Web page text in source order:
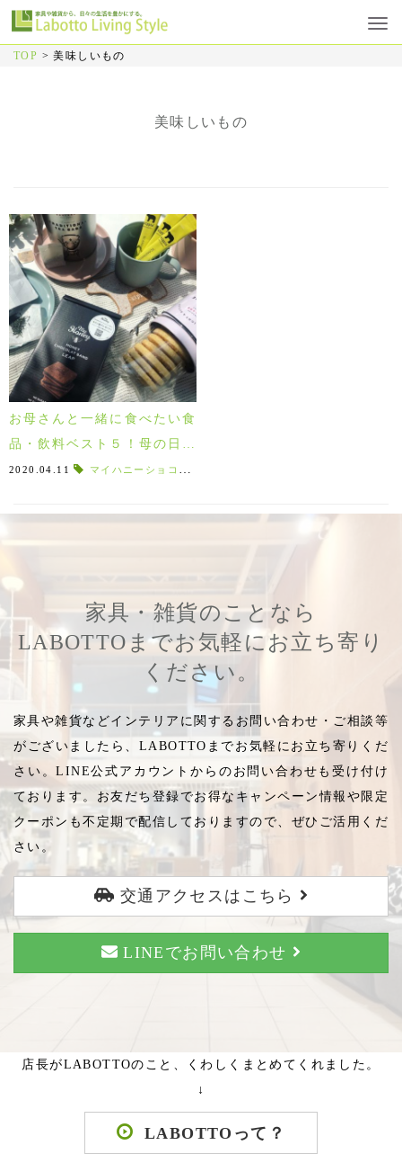
TOP >美味しいもの
美味しいもの
お母さんと一緒に食べたい食
品・飲料ベスト５！母の日ギ
フト2020年版
2020.04.11 マイハニーショコラサンド
家具・雑貨のことなら
LABOTTOまでお気軽にお立ち寄り
ください。
家具や雑貨などインテリアに関するお問い合わせ・ご相談等
がございましたら、LABOTTOまでお気軽にお立ち寄りくだ
さい。LINE公式アカウントからのお問い合わせも受け付け
ております。お友だち登録でお得なキャンペーン情報や限定
クーポンも不定期で配信しておりますので、ぜひご活用くだ
さい。
交通アクセスはこちら
LINEでお問い合わせ
店長がLABOTTOのこと、くわしくまとめてくれました。
↓
LABOTTOって？